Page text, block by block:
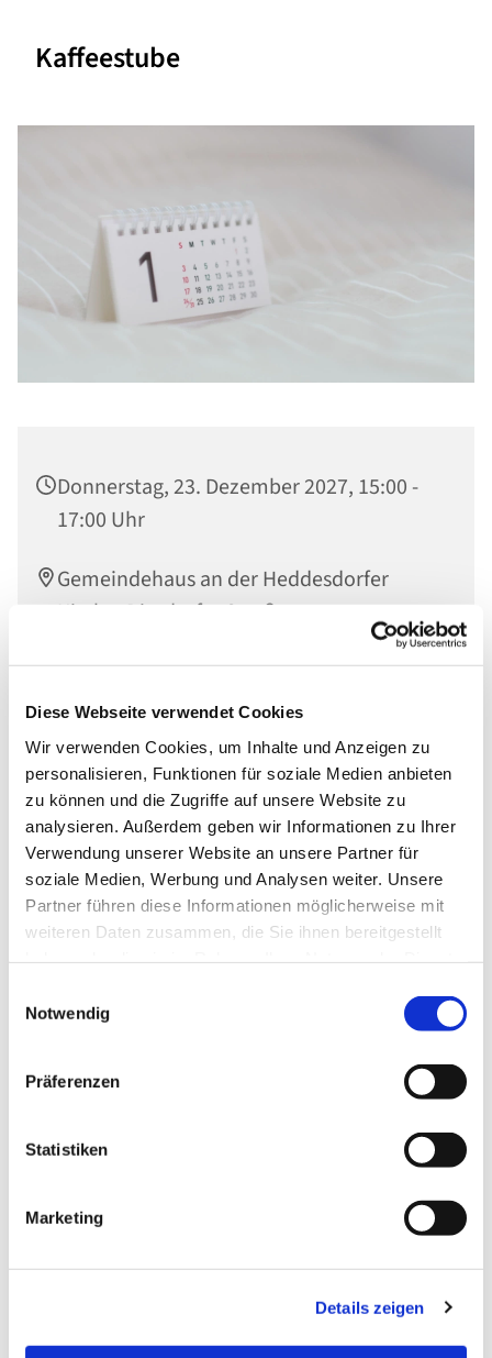
Diese Webseite verwendet Cookies
Wir verwenden Cookies, um Inhalte und Anzeigen zu
personalisieren, Funktionen für soziale Medien anbieten
zu können und die Zugriffe auf unsere Website zu
analysieren. Außerdem geben wir Informationen zu Ihrer
Verwendung unserer Website an unsere Partner für
soziale Medien, Werbung und Analysen weiter. Unsere
Partner führen diese Informationen möglicherweise mit
weiteren Daten zusammen, die Sie ihnen bereitgestellt
Notwendig
Präferenzen
Statistiken
Marketing
Details zeigen
Kaffeestube
Donnerstag, 23. Dezember 2027, 15:00 -
17:00 Uhr
Gemeindehaus an der Heddesdorfer
Kirche, Dierdorfer Straße 65, 56564
Dies könnte Sie auch interessieren